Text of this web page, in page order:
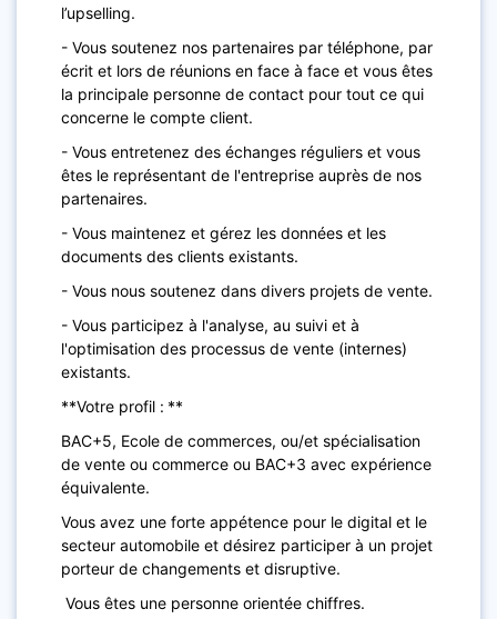
l’upselling.
- Vous soutenez nos partenaires par téléphone, par
écrit et lors de réunions en face à face et vous êtes
la principale personne de contact pour tout ce qui
concerne le compte client.
- Vous entretenez des échanges réguliers et vous
êtes le représentant de l'entreprise auprès de nos
partenaires.
- Vous maintenez et gérez les données et les
documents des clients existants.
- Vous nous soutenez dans divers projets de vente.
- Vous participez à l'analyse, au suivi et à
l'optimisation des processus de vente (internes)
existants.
**Votre profil : **
BAC+5, Ecole de commerces, ou/et spécialisation
de vente ou commerce ou BAC+3 avec expérience
équivalente.
Vous avez une forte appétence pour le digital et le
secteur automobile et désirez participer à un projet
porteur de changements et disruptive.
Vous êtes une personne orientée chiffres.